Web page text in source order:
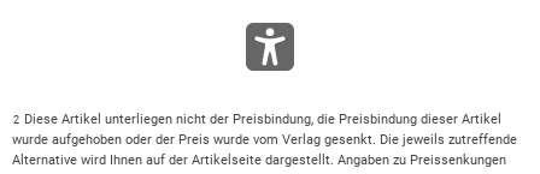
2 Diese Artikel unterliegen nicht der Preisbindung, die Preisbindung dieser Artikel
wurde aufgehoben oder der Preis wurde vom Verlag gesenkt. Die jeweils zutreffende
Alternative wird Ihnen auf der Artikelseite dargestellt. Angaben zu Preissenkungen